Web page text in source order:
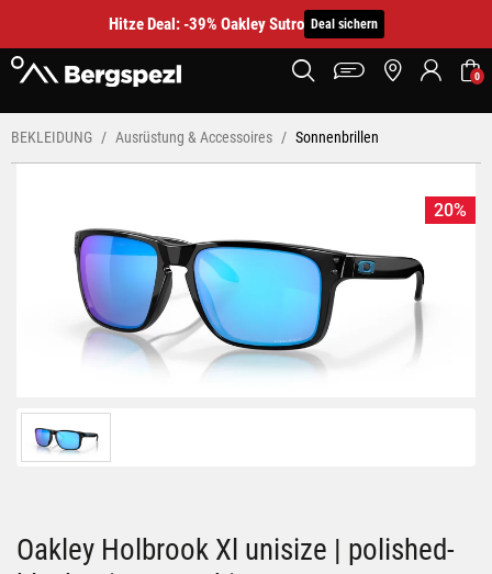
Hitze Deal: -39% Oakley Sutro Deal sichern
0
BEKLEIDUNG Ausrüstung & Accessoires Sonnenbrillen
20%
Oakley Holbrook Xl unisize | polished-